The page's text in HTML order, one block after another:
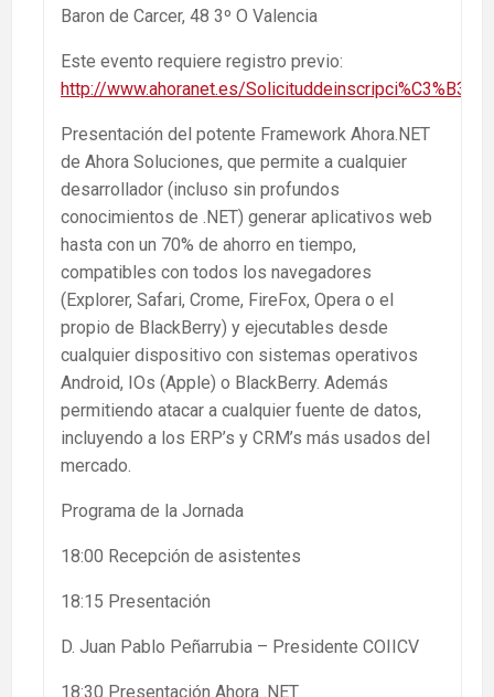
Baron de Carcer, 48 3º O Valencia
Este evento requiere registro previo:
http://www.ahoranet.es/
Presentación del potente Framework Ahora.NET
de Ahora Soluciones, que permite a cualquier
desarrollador (incluso sin profundos
conocimientos de .NET) generar aplicativos web
hasta con un 70% de ahorro en tiempo,
compatibles con todos los navegadores
(Explorer, Safari, Crome, FireFox, Opera o el
propio de BlackBerry) y ejecutables desde
cualquier dispositivo con sistemas operativos
Android, IOs (Apple) o BlackBerry. Además
permitiendo atacar a cualquier fuente de datos,
incluyendo a los ERP’s y CRM’s más usados del
mercado.
Programa de la Jornada
18:00 Recepción de asistentes
18:15 Presentación
D. Juan Pablo Peñarrubia – Presidente COIICV
18:30 Presentación Ahora .NET